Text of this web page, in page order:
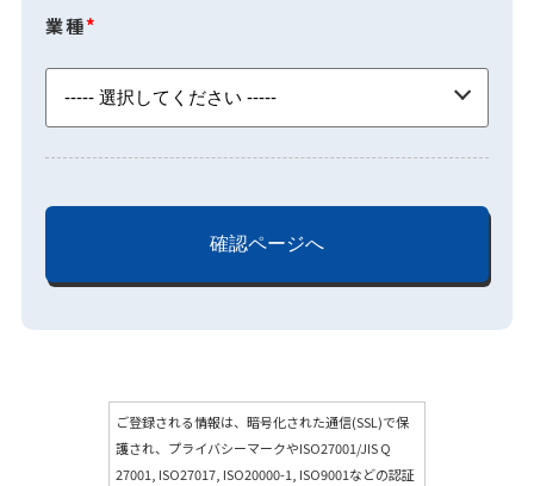
業種*
ご登録される情報は、暗号化された通信(SSL)で保
護され、プライバシーマークやISO27001/JIS Q
27001, ISO27017, ISO20000-1, ISO9001などの認証